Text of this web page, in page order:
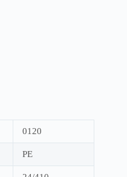
0120
PE